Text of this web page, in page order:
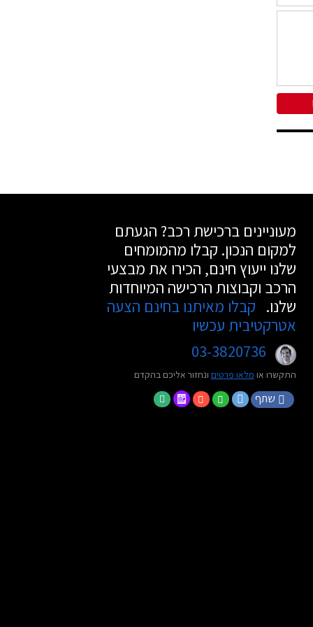
מעוניינים ברכישת רכב? הגעתם
למקום הנכון. קבלו מהמומחים
שלנו ייעוץ חינם, הכירו את מבצעי
הרכב וקבוצות הרכישה המיוחדות
שלנו. קבלו מאיתנו בחינם הצעה
אטרקטיבית עכשיו
03-3820736
התקשרו או מלאו פרטים ונחזור אליכם בהקדם
שתף